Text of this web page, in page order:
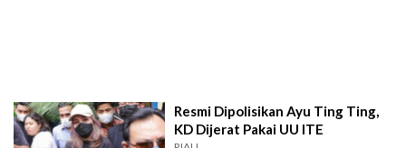
Resmi Dipolisikan Ayu Ting Ting,
KD Dijerat Pakai UU ITE